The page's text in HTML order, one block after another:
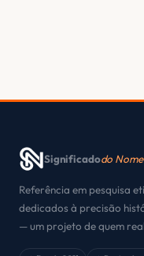
Significadodo Nome
Referência em pesquisa
dedicados à precisão
— um projeto de quem